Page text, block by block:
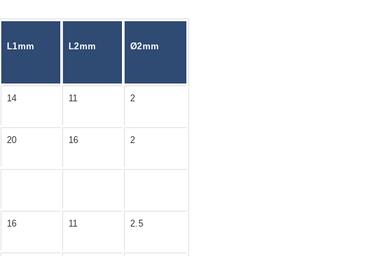
L1mm L2mm Ø2mm
14 11 2
20 16 2
16 11 2.5